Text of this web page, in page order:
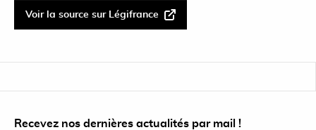
Voir la source sur Légifrance
Recevez nos dernières actualités par mail !